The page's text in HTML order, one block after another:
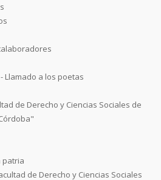
Llamado a los poetas
de Derecho y Ciencias Sociales de
patria
de Derecho y Ciencias Sociales